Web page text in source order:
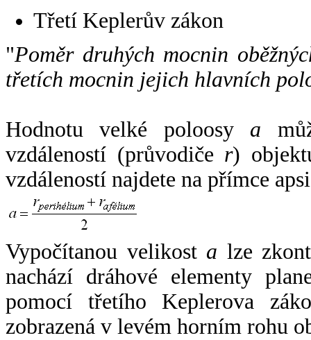
Třetí Keplerův zákon
"Poměr druhých mocnin
třetích mocnin jejich hlavních
Hodnotu velké poloosy a
vzdáleností (průvodiče r)
vzdáleností najdete na přímce
Vypočítanou velikost a lze
nachází dráhové elementy
pomocí třetího Keplerova
zobrazená v levém horním rohu